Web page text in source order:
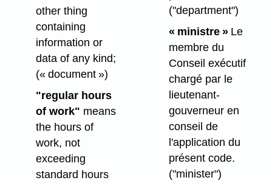
other thing
containing
information or
data of any kind;
(« document »)
"regular hours
of work" means
the hours of
work, not
exceeding
standard hours
("department")
« ministre »Le
membre du
Conseil exécutif
chargé par le
lieutenant-
gouverneur en
conseil de
l'application du
présent code.
("minister")